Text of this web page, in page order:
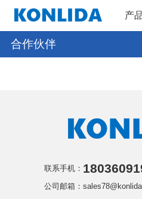
产
合作伙伴
联系手机：
公司邮箱：